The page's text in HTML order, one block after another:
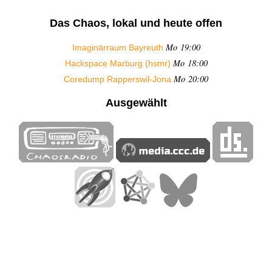
Das Chaos, lokal und heute offen
Imaginärraum Bayreuth Mo 19:00
Hackspace Marburg (hsmr) Mo 18:00
Coredump Rapperswil-Jona Mo 20:00
Ausgewählt